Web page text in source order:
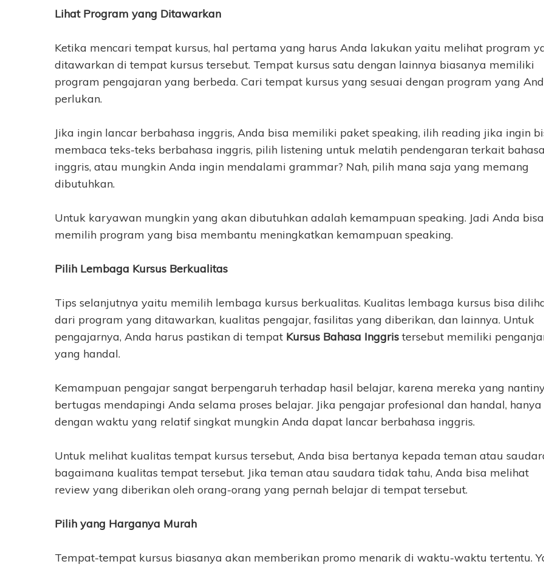
Lihat Program yang Ditawarkan
Ketika mencari tempat kursus, hal pertama yang harus Anda lakukan yaitu melihat program
ditawarkan di tempat kursus tersebut. Tempat kursus satu dengan lainnya biasanya memiliki
program pengajaran yang berbeda. Cari tempat kursus yang sesuai dengan program yang
perlukan.
Jika ingin lancar berbahasa inggris, Anda bisa memiliki paket speaking, ilih reading jika ingin
membaca teks-teks berbahasa inggris, pilih listening untuk melatih pendengaran terkait bahasa
inggris, atau mungkin Anda ingin mendalami grammar? Nah, pilih mana saja yang memang
dibutuhkan.
Untuk karyawan mungkin yang akan dibutuhkan adalah kemampuan speaking. Jadi Anda bisa
memilih program yang bisa membantu meningkatkan kemampuan speaking.
Pilih Lembaga Kursus Berkualitas
Tips selanjutnya yaitu memilih lembaga kursus berkualitas. Kualitas lembaga kursus bisa
dari program yang ditawarkan, kualitas pengajar, fasilitas yang diberikan, dan lainnya. Untuk
pengajarnya, Anda harus pastikan di tempat Kursus Bahasa Inggris tersebut memiliki
yang handal.
Kemampuan pengajar sangat berpengaruh terhadap hasil belajar, karena mereka yang
bertugas mendapingi Anda selama proses belajar. Jika pengajar profesional dan handal, hanya
dengan waktu yang relatif singkat mungkin Anda dapat lancar berbahasa inggris.
Untuk melihat kualitas tempat kursus tersebut, Anda bisa bertanya kepada teman atau
bagaimana kualitas tempat tersebut. Jika teman atau saudara tidak tahu, Anda bisa melihat
review yang diberikan oleh orang-orang yang pernah belajar di tempat tersebut.
Pilih yang Harganya Murah
Tempat-tempat kursus biasanya akan memberikan promo menarik di waktu-waktu tertentu.